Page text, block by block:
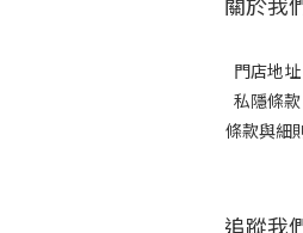
門店地址
私隱條款
條款與細
追蹤我